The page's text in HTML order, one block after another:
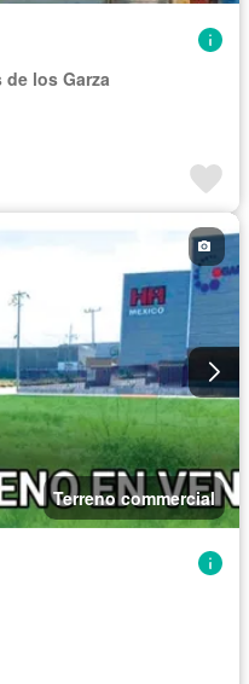
de los Garza
Terreno commercial